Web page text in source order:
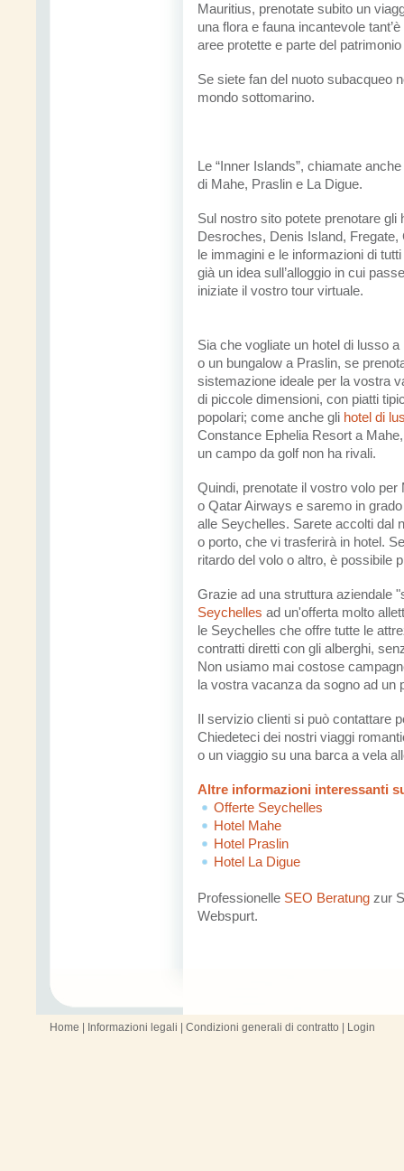
Mauritius, prenotate subito un
una flora e fauna incantevole
aree protette e parte del
Se siete fan del nuoto subacqueo
mondo sottomarino.
Le “Inner Islands”, chiamate
di Mahe, Praslin e La Digue.
Sul nostro sito potete prenotare gli
Desroches, Denis Island,
le immagini e le informazioni di
già un idea sull’alloggio in cui
iniziate il vostro tour virtuale.
Sia che vogliate un hotel di lusso
o un bungalow a Praslin, se
sistemazione ideale per la vostra
di piccole dimensioni, con piatti
popolari; come anche gli hotel di
Constance Ephelia Resort a
un campo da golf non ha rivali.
Quindi, prenotate il vostro volo
o Qatar Airways e saremo in
alle Seychelles. Sarete accolti dal
o porto, che vi trasferirà in hotel.
ritardo del volo o altro, è possibile
Grazie ad una struttura aziendale
Seychelles ad un'offerta molto
le Seychelles che offre tutte le
contratti diretti con gli alberghi,
Non usiamo mai costose
la vostra vacanza da sogno ad un
Il servizio clienti si può contattare
Chiedeteci dei nostri viaggi
o un viaggio su una barca a vela
Altre informazioni interessanti
Offerte Seychelles
Hotel Mahe
Hotel Praslin
Hotel La Digue
Professionelle SEO Beratung zur
Webspurt.
Home Informazioni legali Condizioni generali di contratto Login